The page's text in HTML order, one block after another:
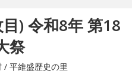
) 令和8年 第18
祭
/ 平維盛歴史の里